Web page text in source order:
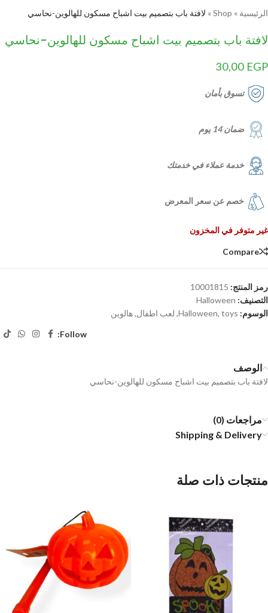
الرئيسية »
Shop
» لافتة باب بتصميم بيت اشباح مسكون للهالوين-نحاسي
لافتة باب بتصميم بيت اشباح مسكون للهالوين-نحاسي
30,00 EGP
تسوق بأمان
ضمان 14 يوم
خدمة عملاء في خدمتك
خصم عن سعر المعرض
غير متوفر في المخزون
Compare
رمز المنتج: 10001815
التصنيف: Halloween
الوسوم:
Halloween, toys
, لعب اطفال,هالوين
Follow:
الوصف
لافتة باب بتصميم بيت اشباح مسكون للهالوين-نحاسي
مراجعات (0)
Shipping & Delivery
منتجات ذات صلة